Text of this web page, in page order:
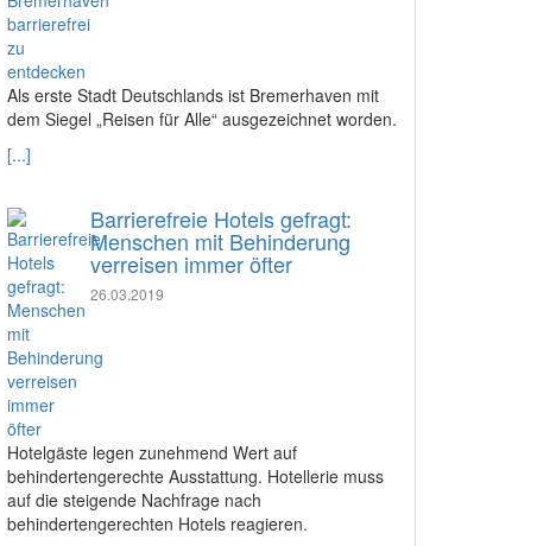
Als erste Stadt Deutschlands ist Bremerhaven mit
dem Siegel „Reisen für Alle“ ausgezeichnet worden.
[...]
Barrierefreie Hotels gefragt:
Menschen mit Behinderung
verreisen immer öfter
26.03.2019
Hotelgäste legen zunehmend Wert auf
behindertengerechte Ausstattung. Hotellerie muss
auf die steigende Nachfrage nach
behindertengerechten Hotels reagieren.